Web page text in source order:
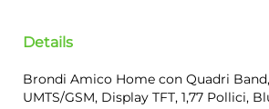
Details
Brondi Amico Home con Quadri
UMTS/GSM, Display TFT, 1,77 Pollici,